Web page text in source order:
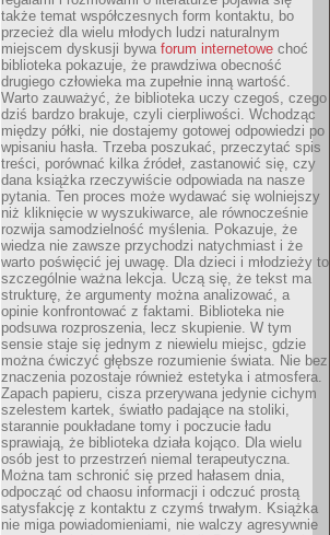
także temat współczesnych form kontaktu, bo
przecież dla wielu młodych ludzi naturalnym
miejscem dyskusji bywa forum internetowe choć
biblioteka pokazuje, że prawdziwa obecność
drugiego człowieka ma zupełnie inną wartość.
Warto zauważyć, że biblioteka uczy czegoś, czego
dziś bardzo brakuje, czyli cierpliwości. Wchodząc
między półki, nie dostajemy gotowej odpowiedzi po
wpisaniu hasła. Trzeba poszukać, przeczytać spis
treści, porównać kilka źródeł, zastanowić się, czy
dana książka rzeczywiście odpowiada na nasze
pytania. Ten proces może wydawać się wolniejszy
niż kliknięcie w wyszukiwarce, ale równocześnie
rozwija samodzielność myślenia. Pokazuje, że
wiedza nie zawsze przychodzi natychmiast i że
warto poświęcić jej uwagę. Dla dzieci i młodzieży to
szczególnie ważna lekcja. Uczą się, że tekst ma
strukturę, że argumenty można analizować, a
opinie konfrontować z faktami. Biblioteka nie
podsuwa rozproszenia, lecz skupienie. W tym
sensie staje się jednym z niewielu miejsc, gdzie
można ćwiczyć głębsze rozumienie świata. Nie bez
znaczenia pozostaje również estetyka i atmosfera.
Zapach papieru, cisza przerywana jedynie cichym
szelestem kartek, światło padające na stoliki,
starannie poukładane tomy i poczucie ładu
sprawiają, że biblioteka działa kojąco. Dla wielu
osób jest to przestrzeń niemal terapeutyczna.
Można tam schronić się przed hałasem dnia,
odpocząć od chaosu informacji i odczuć prostą
satysfakcję z kontaktu z czymś trwałym. Książka
nie miga powiadomieniami, nie walczy agresywnie